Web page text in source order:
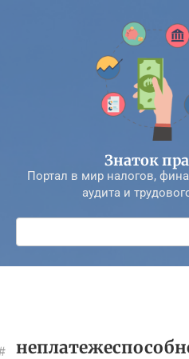
Знаток
Портал в мир налогов,
аудита и
Поиск: